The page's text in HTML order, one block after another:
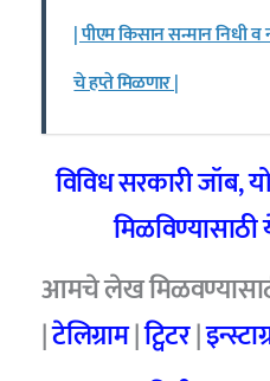
| पीएम किसान सन्मान निधी
चे हप्ते मिळणार |
विविध सरकारी जॉब,
आमचे लेख
|टेलिग्राम|ट्विटर|